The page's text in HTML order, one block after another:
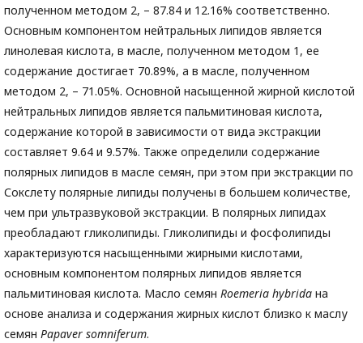
полученном методом 2, – 87.84 и 12.16% соответственно.
Основным компонентом нейтральных липидов является
линолевая кислота, в масле, полученном методом 1, ее
содержание достигает 70.89%, а в масле, полученном
методом 2, – 71.05%. Основной насыщенной жирной кислотой
нейтральных липидов является пальмитиновая кислота,
содержание которой в зависимости от вида экстракции
составляет 9.64 и 9.57%. Также определили содержание
полярных липидов в масле семян, при этом при экстракции по
Сокслету полярные липиды получены в большем количестве,
чем при ультразвуковой экстракции. В полярных липидах
преобладают гликолипиды. Гликолипиды и фосфолипиды
характеризуются насыщенными жирными кислотами,
основным компонентом полярных липидов является
пальмитиновая кислота. Масло семян Roemeria hybrida на
основе анализа и содержания жирных кислот близко к маслу
семян Papaver somniferum.